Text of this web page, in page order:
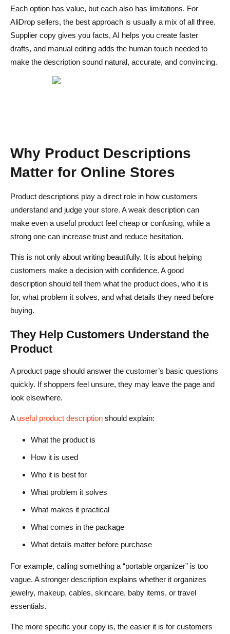
Usa elenchi puntati basati sui vantaggi
Aggiungi dettagli pratici sul prodotto
Consigli SEO per le descrizioni dei prodotti
Scegli parole chiave che riflettono l'intento di acquisto
Esempio uno: Rimuovi peli di animali domestici
Secondo esempio: Portagioie da viaggio
Conclusione
Qual è il modo migliore per scrivere una descrizione del
prodotto?
L'IA è utile per scrivere descrizioni di prodotti?
dropshipping?
la SEO?
Cosa dovrebbero includere i venditori AliDrop nelle
Each option has value, but each also has limitations. For
AliDrop sellers, the best approach is usually a mix of all three.
Supplier copy gives you facts, AI helps you create faster
drafts, and manual editing adds the human touch needed to
make the description sound natural, accurate, and convincing.
Why Product Descriptions
Matter for Online Stores
Product descriptions play a direct role in how customers
understand and judge your store. A weak description can
make even a useful product feel cheap or confusing, while a
strong one can increase trust and reduce hesitation.
This is not only about writing beautifully. It is about helping
customers make a decision with confidence. A good
description should tell them what the product does, who it is
for, what problem it solves, and what details they need before
buying.
They Help Customers Understand the
Product
A product page should answer the customer’s basic questions
quickly. If shoppers feel unsure, they may leave the page and
look elsewhere.
A useful product description should explain:
What the product is
How it is used
Who it is best for
What problem it solves
What makes it practical
What comes in the package
What details matter before purchase
For example, calling something a “portable organizer” is too
vague. A stronger description explains whether it organizes
jewelry, makeup, cables, skincare, baby items, or travel
essentials.
The more specific your copy is, the easier it is for customers